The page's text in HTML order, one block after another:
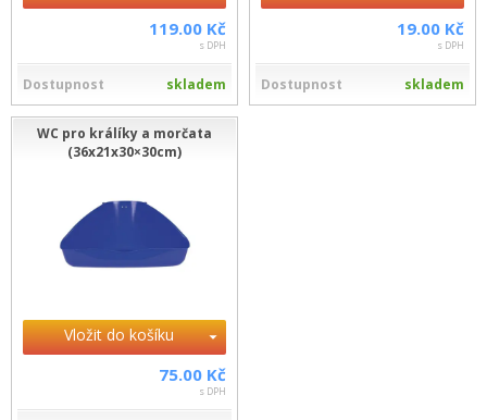
119.00 Kč
s DPH
Dostupnost skladem
19.00 Kč
s DPH
Dostupnost skladem
WC pro králíky a morčata
(36x21x30×30cm)
Vložit do košíku
75.00 Kč
s DPH